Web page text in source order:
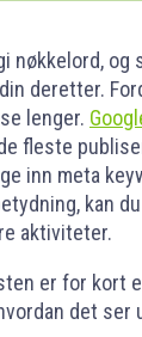
nøkkelord, og
deretter.
lenger.
fleste
inn meta
kan
aktiviteter.
er for kort
det ser